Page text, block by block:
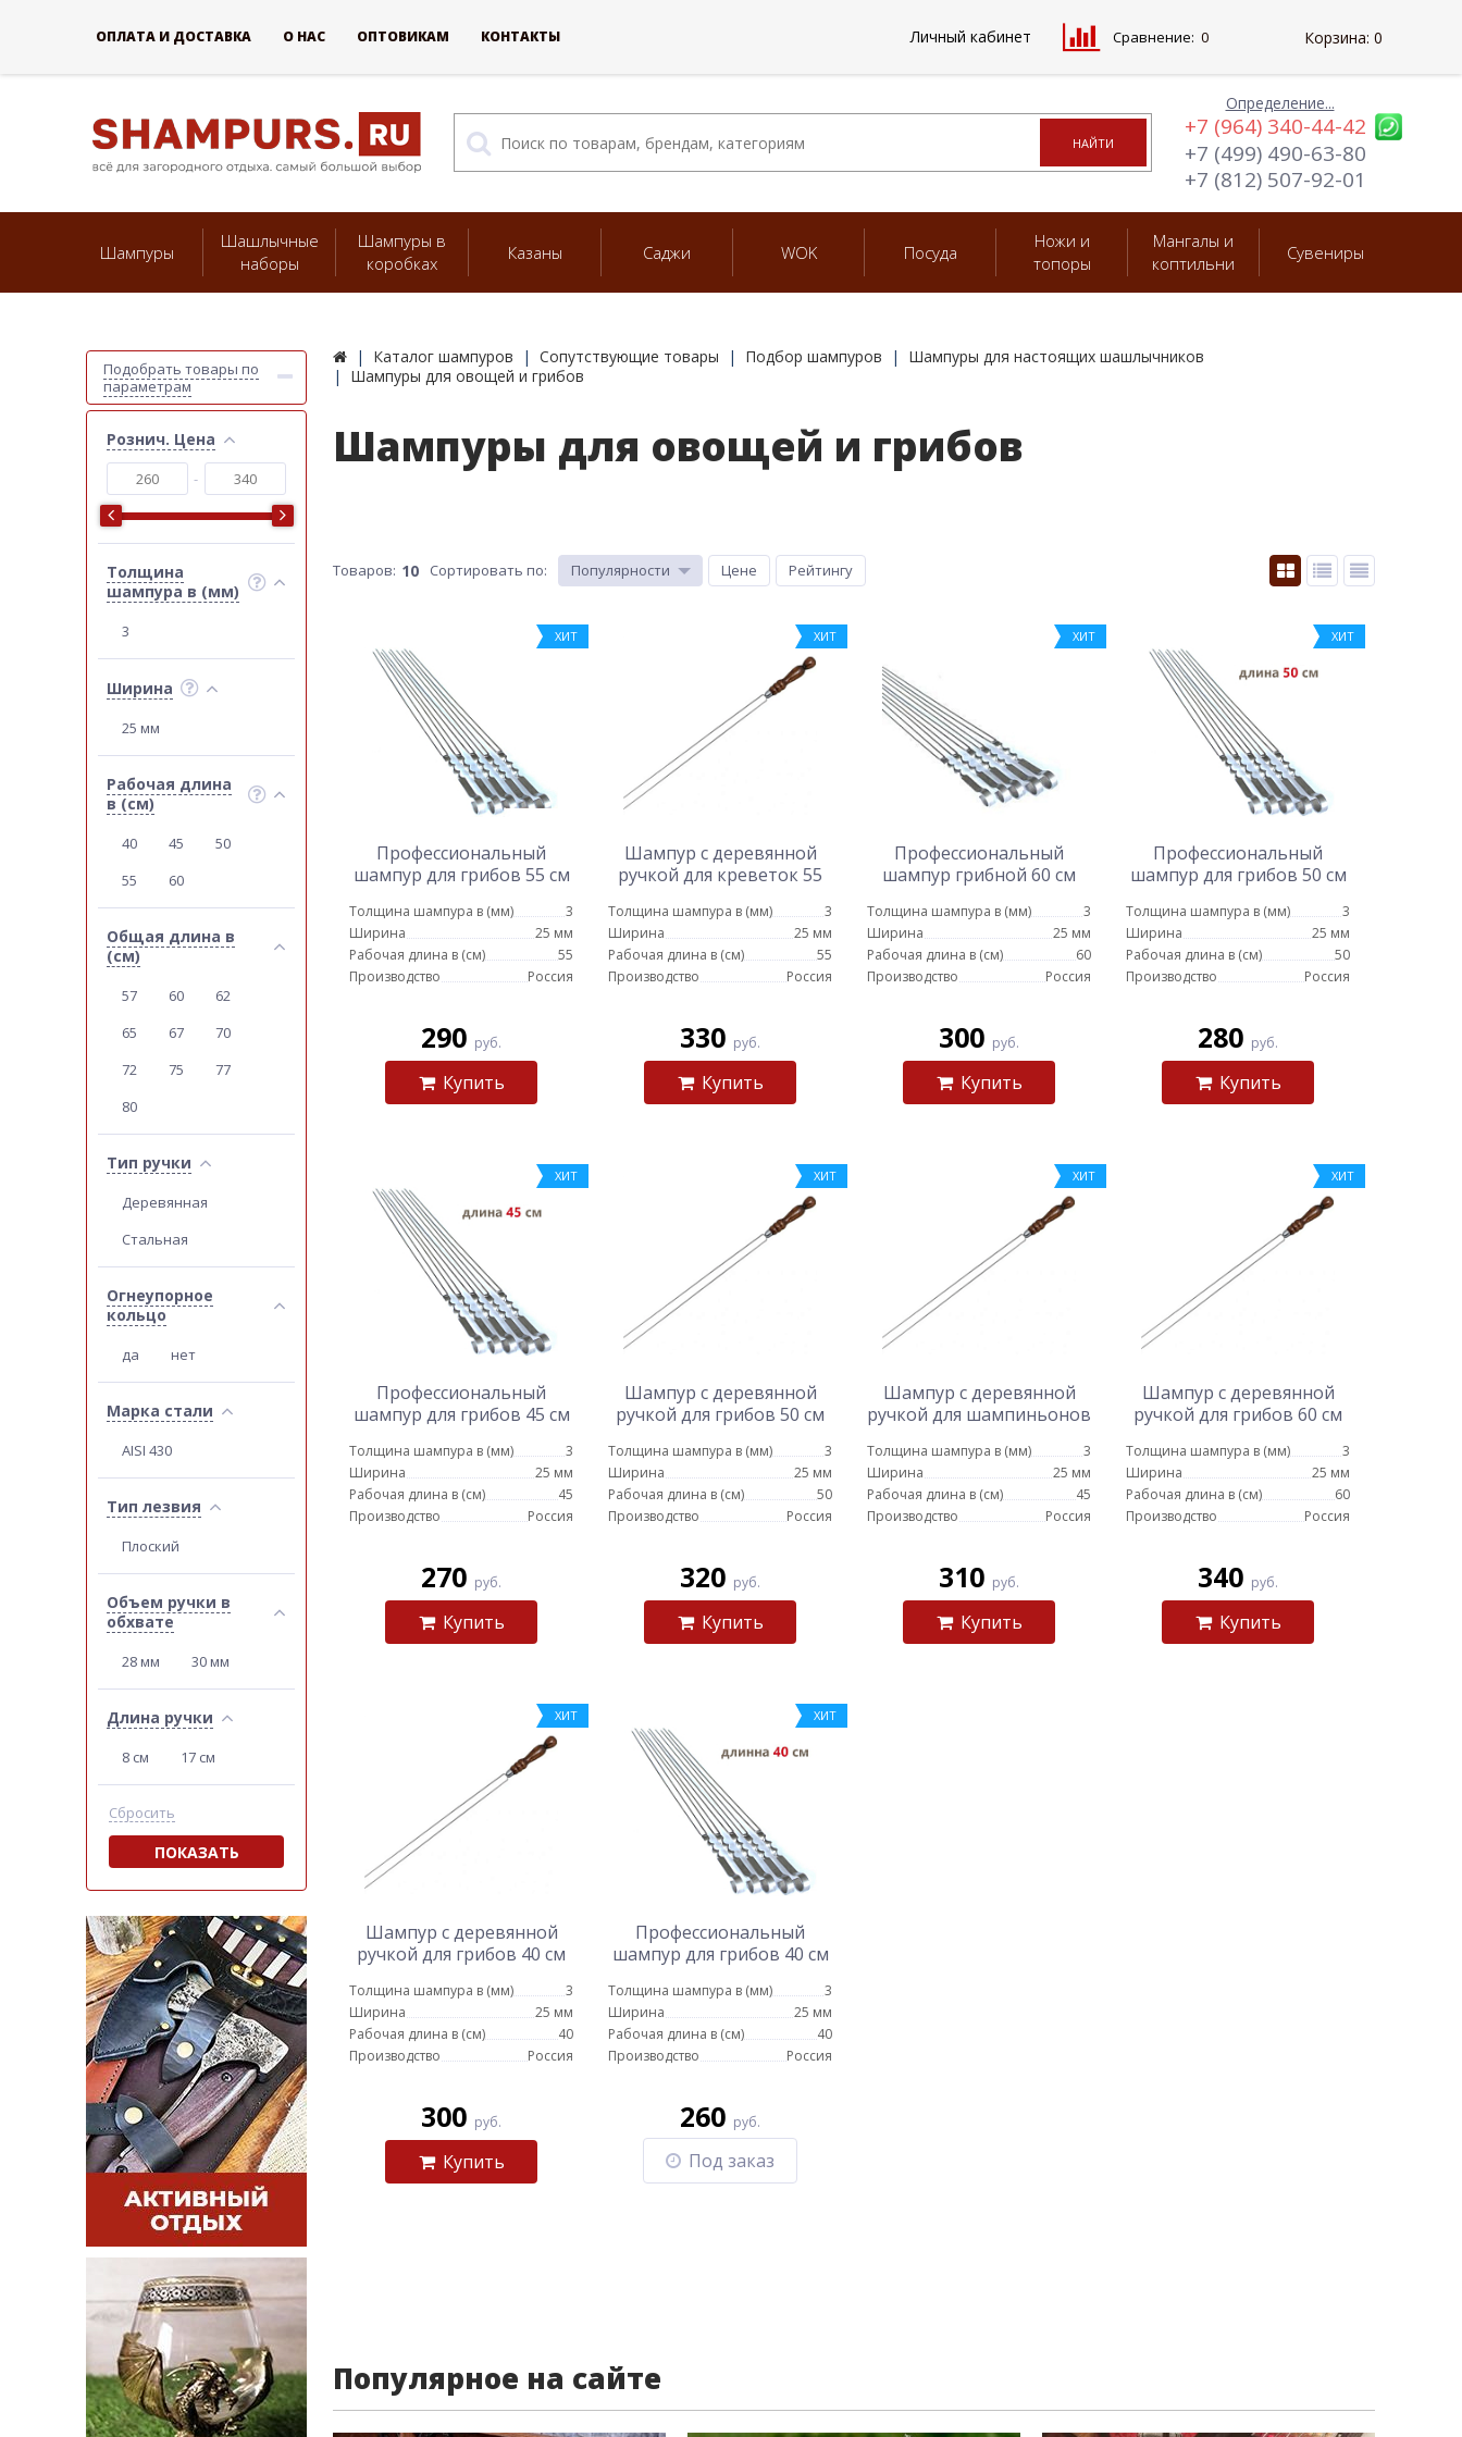
Определение...
+7 (964) 340-44-42
+7 (499) 490-63-80
+7 (812) 507-92-01
Шампуры
Шашлычные
наборы
Шампуры в
коробках
Казаны Саджи WOK Посуда
Ножи и
топоры
Мангалы и
коптильни
Сувениры
Подобрать товары по
параметрам
Рознич. Цена
Толщина
шампура в (мм)
3
Ширина
25 мм
Рабочая длина
в (см)
40 45
50
55
60
Общая длина в
(см)
57 60
62
65
67
70
72
75
77
80
Тип ручки
Деревянная
Стальная
Огнеупорное
кольцо
да нет
Марка стали
AISI 430
Тип лезвия
Плоский
Объем ручки в
обхвате
28 мм 30 мм
Длина ручки
8 см 17 см
Сбросить
ПОКАЗАТЬ
Каталог шампуров Сопутствующие товары Подбор шампуров
Шампуры для настоящих шашлычников
Шампуры для овощей и грибов
Шампуры для овощей и грибов
Товаров: 10 Сортировать по: Популярности Цене Рейтингу
ХИТ
Профессиональный
шампур для грибов 55 см
Толщина шампура в (мм)
3
Ширина
25 мм
Рабочая длина в (см)
55
Производство
Россия
290 руб.
Купить
ХИТ
Шампур с деревянной
ручкой для креветок 55
Толщина шампура в (мм)
3
Ширина
25 мм
Рабочая длина в (см)
55
Производство
Россия
330 руб.
Купить
ХИТ
Профессиональный
шампур грибной 60 см
Толщина шампура в (мм)
3
Ширина
25 мм
Рабочая длина в (см)
60
Производство
Россия
300 руб.
Купить
ХИТ
Профессиональный
шампур для грибов 50 см
Толщина шампура в (мм)
3
Ширина
25 мм
Рабочая длина в (см)
50
Производство
Россия
280 руб.
Купить
ХИТ
Профессиональный
шампур для грибов 45 см
Толщина шампура в (мм)
3
Ширина
25 мм
Рабочая длина в (см)
45
Производство
Россия
270 руб.
Купить
ХИТ
Шампур с деревянной
ручкой для грибов 50 см
Толщина шампура в (мм)
3
Ширина
25 мм
Рабочая длина в (см)
50
Производство
Россия
320 руб.
Купить
ХИТ
Шампур с деревянной
ручкой для шампиньонов
Толщина шампура в (мм)
3
Ширина
25 мм
Рабочая длина в (см)
45
Производство
Россия
310 руб.
Купить
ХИТ
Шампур с деревянной
ручкой для грибов 60 см
Толщина шампура в (мм)
3
Ширина
25 мм
Рабочая длина в (см)
60
Производство
Россия
340 руб.
Купить
ХИТ
Шампур с деревянной
ручкой для грибов 40 см
Толщина шампура в (мм)
3
Ширина
25 мм
Рабочая длина в (см)
40
Производство
Россия
300 руб.
Купить
ХИТ
Профессиональный
шампур для грибов 40 см
Толщина шампура в (мм)
3
Ширина
25 мм
Рабочая длина в (см)
40
Производство
Россия
260 руб.
Под заказ
Популярное на сайте
ОПЛАТА И ДОСТАВКА О НАС ОПТОВИКАМ КОНТАКТЫ Личный кабинет Сравнение: 0 Корзина: 0